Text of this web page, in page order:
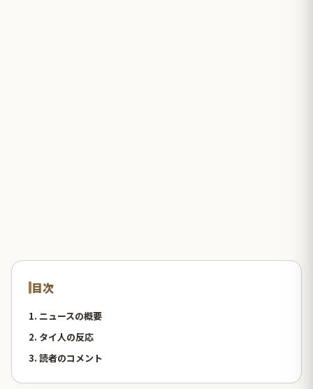
目次
1. ニュースの概要
2. タイ人の反応
3. 読者のコメント